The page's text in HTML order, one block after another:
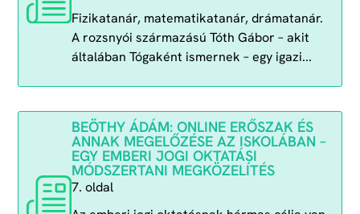
Fizikatanár, matematikatanár, drámatanár.
A rozsnyói származású Tóth Gábor – akit
általában Tógaként ismernek – egy igazi...
BEÖTHY ÁDÁM: ONLINE ERŐSZAK ÉS
ANNAK MEGELŐZÉSE AZ ISKOLÁBAN –
EGY EMBERI JOGI OKTATÁSI
MÓDSZERTANI MEGKÖZELÍTÉS
7. oldal